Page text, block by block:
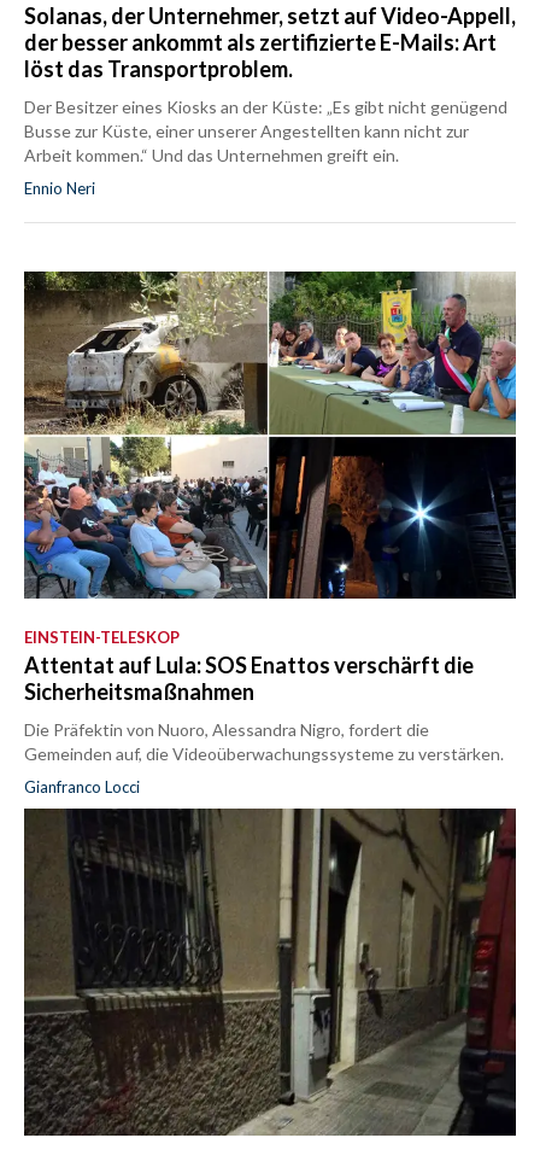
Solanas, der Unternehmer, setzt auf Video-Appell,
der besser ankommt als zertifizierte E-Mails: Art
löst das Transportproblem.
Der Besitzer eines Kiosks an der Küste: „Es gibt nicht genügend
Busse zur Küste, einer unserer Angestellten kann nicht zur
Arbeit kommen.“ Und das Unternehmen greift ein.
Ennio Neri
EINSTEIN-TELESKOP
Attentat auf Lula: SOS Enattos verschärft die
Sicherheitsmaßnahmen
Die Präfektin von Nuoro, Alessandra Nigro, fordert die
Gemeinden auf, die Videoüberwachungssysteme zu verstärken.
Gianfranco Locci